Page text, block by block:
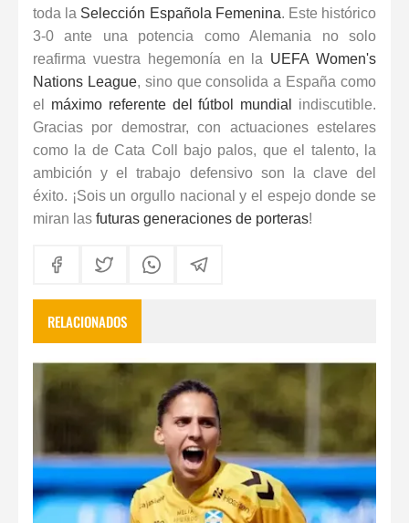
toda la Selección Española Femenina. Este histórico
3-0 ante una potencia como Alemania no solo
reafirma vuestra hegemonía en la UEFA Women's
Nations League, sino que consolida a España como
el máximo referente del fútbol mundial
indiscutible.
Gracias por demostrar, con actuaciones estelares
como la de Cata Coll bajo palos, que el talento, la
ambición y el trabajo defensivo son la clave del
éxito. ¡Sois un orgullo nacional y el espejo donde se
miran las futuras generaciones de porteras!
RELACIONADOS